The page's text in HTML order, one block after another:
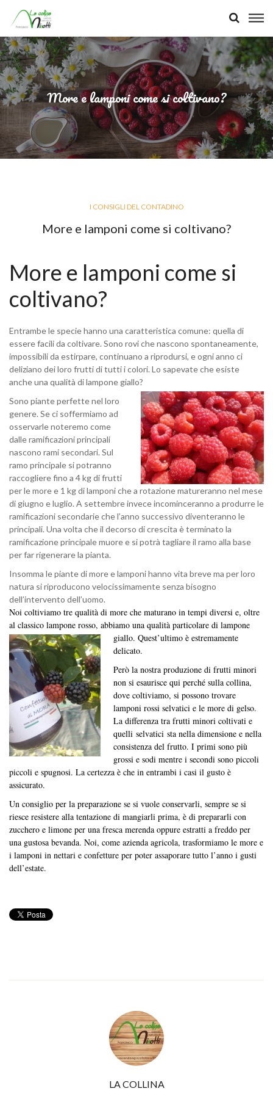
More e lamponi come si coltivano?
I CONSIGLI DEL CONTADINO
More e lamponi come si coltivano?
More e lamponi come si
coltivano?
Entrambe le specie hanno una caratteristica comune: quella di
essere facili da coltivare. Sono rovi che nascono spontaneamente,
impossibili da estirpare, continuano a riprodursi, e ogni anno ci
deliziano dei loro frutti di tutti i colori. Lo sapevate che esiste
anche una qualità di lampone giallo?
Sono piante perfette nel loro
genere. Se ci soffermiamo ad
osservarle noteremo come
dalle ramificazioni principali
nascono rami secondari. Sul
ramo principale si potranno
raccogliere fino a 4 kg di frutti
per le more e 1 kg di lamponi che a rotazione matureranno nel mese
di giugno e luglio. A settembre invece incominceranno a produrre le
ramificazioni secondarie che l’anno successivo diventeranno le
principali. Una volta che il decorso di crescita è terminato la
ramificazione principale muore e si potrà tagliare il ramo alla base
per far rigenerare la pianta.
Insomma le piante di more e lamponi hanno vita breve ma per loro
natura si riproducono velocissimamente senza bisogno
dell’intervento dell’uomo.
Noi coltiviamo tre qualità di more che maturano in tempi diversi e, oltre
al classico lampone rosso, abbiamo una qualità particolare di lampone
giallo. Quest’ultimo è estremamente
delicato.
Però la nostra produzione di frutti minori
non si esaurisce qui perché sulla collina,
dove coltiviamo, si possono trovare
lamponi rossi selvatici e le more di gelso.
La differenza tra frutti minori coltivati e
quelli selvatici sta nella dimensione e nella
consistenza del frutto. I primi sono più
grossi e sodi mentre i secondi sono piccoli
piccoli e spugnosi. La certezza è che in entrambi i casi il gusto è
assicurato.
Un consiglio per la preparazione se si vuole conservarli, sempre se si
riesce resistere alla tentazione di mangiarli prima, è di prepararli con
zucchero e limone per una fresca merenda oppure estratti a freddo per
una gustosa bevanda. Noi, come azienda agricola, trasformiamo le more e
i lamponi in nettari e confetture per poter assaporare tutto l’anno i gusti
dell’estate.
LA COLLINA